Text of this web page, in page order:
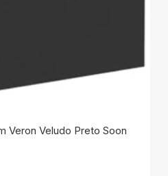
Veron Veludo Preto Soon